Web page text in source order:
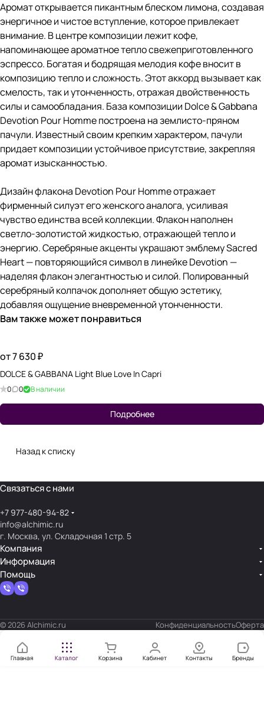
Аромат открывается пикантным блеском лимона, создавая
энергичное и чистое вступление, которое привлекает
внимание. В центре композиции лежит кофе,
напоминающее ароматное тепло свежеприготовленного
эспрессо. Богатая и бодрящая мелодия кофе вносит в
композицию тепло и сложность. Этот аккорд вызывает как
смелость, так и утонченность, отражая двойственность
силы и самообладания. База композиции Dolce & Gabbana
Devotion Pour Homme построена на землисто-пряном
пачули. Известный своим крепким характером, пачули
придает композиции устойчивое присутствие, закрепляя
аромат изысканностью.
Дизайн флакона Devotion Pour Homme отражает
фирменный силуэт его женского аналога, усиливая
чувство единства всей коллекции. Флакон наполнен
светло-золотистой жидкостью, отражающей тепло и
энергию. Серебряные акценты украшают эмблему Sacred
Heart — повторяющийся символ в линейке Devotion —
наделяя флакон элегантностью и силой. Полированный
серебряный колпачок дополняет общую эстетику,
добавляя ощущение вневременной утонченности.
Вам также может понравиться
от 7 630 ₽
DOLCE & GABBANA Light Blue Love In Capri
0 0 В наличии
Подробнее
Назад к списку
Связаться с нами
+7 977-480-94-82
info@alchimic.ru
г. Москва, ул. Складочная 1 стр. 5
Компания
Информация
Помощь
© 2026 Alchimic.ru КонфиденциальностьОферта
Главная Каталог Корзина Кабинет Контакты Бренды